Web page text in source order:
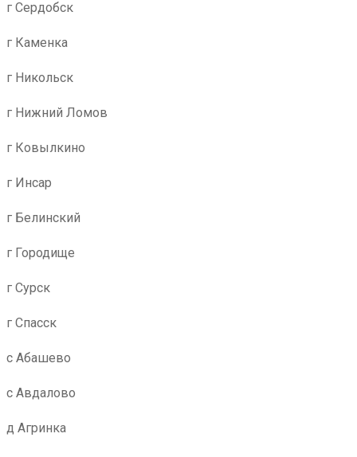
г Сердобск
г Каменка
г Никольск
г Нижний Ломов
г Ковылкино
г Инсар
г Белинский
г Городище
г Сурск
г Спасск
с Абашево
с Авдалово
д Агринка